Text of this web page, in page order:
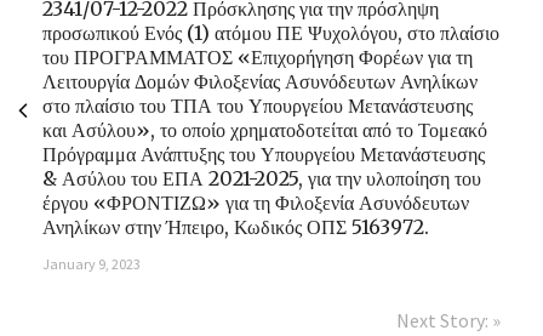
2341/07-12-2022 Πρόσκλησης για την πρόσληψη
προσωπικού Ενός (1) ατόμου ΠΕ Ψυχολόγου, στο πλαίσιο
του ΠΡΟΓΡΑΜΜΑΤΟΣ «Επιχορήγηση Φορέων για τη
Λειτουργία Δομών Φιλοξενίας Ασυνόδευτων Ανηλίκων
στο πλαίσιο του ΤΠΑ του Υπουργείου Μετανάστευσης
και Ασύλου», το οποίο χρηματοδοτείται από το Τομεακό
Πρόγραμμα Ανάπτυξης του Υπουργείου Μετανάστευσης
& Ασύλου του ΕΠΑ 2021-2025, για την υλοποίηση του
έργου «ΦΡΟΝΤΙΖΩ» για τη Φιλοξενία Ασυνόδευτων
Ανηλίκων στην Ήπειρο, Κωδικός ΟΠΣ 5163972.
January 9, 2023
Next Story: »